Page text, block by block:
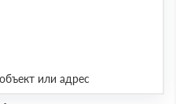
или адрес